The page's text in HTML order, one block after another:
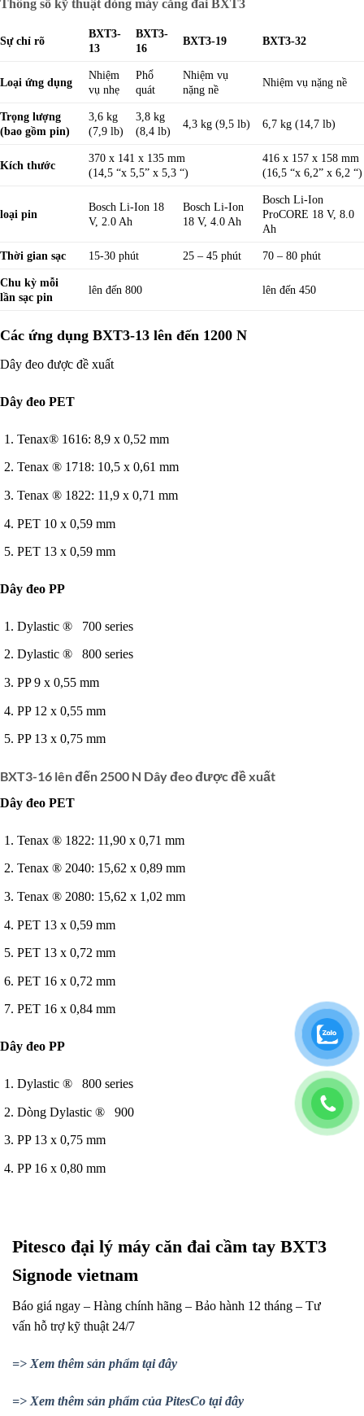
Thông số kỹ thuật dòng máy căng đai BXT3
Sự chỉ rõ
BXT3-
13
BXT3-
16
BXT3-19 BXT3-32
Loại ứng dụng
Nhiệm
vụ nhẹ
Phổ
quát
Nhiệm vụ
nặng nề
Nhiệm vụ nặng nề
Trọng lượng
(bao gồm pin)
3,6 kg
(7,9 lb)
3,8 kg
(8,4 lb)
4,3 kg (9,5 lb) 6,7 kg (14,7 lb)
Kích thước
370 x 141 x 135 mm
(14,5 “x 5,5” x 5,3 “)
416 x 157 x 158 mm
(16,5 “x 6,2” x 6,2 “)
loại pin
Bosch Li-Ion 18
V, 2.0 Ah
Bosch Li-Ion
18 V, 4.0 Ah
Bosch Li-Ion
ProCORE 18 V, 8.0
Ah
Thời gian sạc 15-30 phút 25 – 45 phút 70 – 80 phút
Chu kỳ mỗi
lần sạc pin
lên đến 800 lên đến 450
Các ứng dụng BXT3-13 lên đến 1200 N
Dây đeo được đề xuất
Dây đeo PET
Tenax® 1616: 8,9 x 0,52 mm
Tenax ® 1718: 10,5 x 0,61 mm
Tenax ® 1822: 11,9 x 0,71 mm
PET 10 x 0,59 mm
PET 13 x 0,59 mm
Dây đeo PP
Dylastic ® 700 series
Dylastic ® 800 series
PP 9 x 0,55 mm
PP 12 x 0,55 mm
PP 13 x 0,75 mm
BXT3-16 lên đến 2500 N Dây đeo được đề xuất
Dây đeo PET
Tenax ® 1822: 11,90 x 0,71 mm
Tenax ® 2040: 15,62 x 0,89 mm
Tenax ® 2080: 15,62 x 1,02 mm
PET 13 x 0,59 mm
PET 13 x 0,72 mm
PET 16 x 0,72 mm
PET 16 x 0,84 mm
Dây đeo PP
Dylastic ® 800 series
Dòng Dylastic ® 900
PP 13 x 0,75 mm
PP 16 x 0,80 mm
Pitesco đại lý máy căn đai cầm tay BXT3
Signode vietnam
Báo giá ngay – Hàng chính hãng – Bảo hành 12 tháng – Tư
vấn hỗ trợ kỹ thuật 24/7
=> Xem thêm sản phẩm tại đây
=> Xem thêm sản phẩm của PitesCo tại đây